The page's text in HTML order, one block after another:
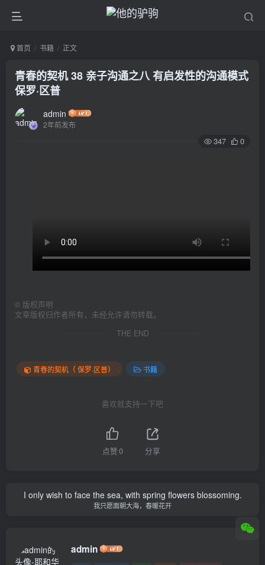
首页 书籍 正文
青春的契机 38 亲子沟通之八 有启发性的沟通模式
保罗·区普
admin
2年前发布
347 0
© 版权声明
文章版权归作者所有，未经允许请勿转载。
THE END
青春的契机（ 保罗·区普） 书籍
喜欢就支持一下吧
点赞0 分享
I only wish to face the sea, with spring flowers blossoming.
我只愿面朝大海，春暖花开
admin